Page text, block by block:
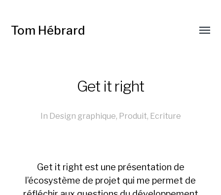
Tom Hébrard
Get it right
In Design graphique, Produit, Ecriture
Get it right est une présentation de
l’écosystème de projet qui me permet de